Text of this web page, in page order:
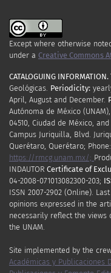
Except where otherwise
under a Creative Commons
CATALOGUING INFORMATION.
Geológicas. Periodicity:
April August and December.
Autónoma de México
04510, Ciudad de México,
Campus Juriquilla, Blvd.
Querétaro, Querétaro; Phone:
https://rmcg.unam.mx/;
INDAUTOR Certificate of
04-2008-071013082300-203;
ISSN 2007-2902 (Online).
opinions expressed in the
necessarily reflect the
the UNAM.
Site implemented by the
Académicas y Publicaciones